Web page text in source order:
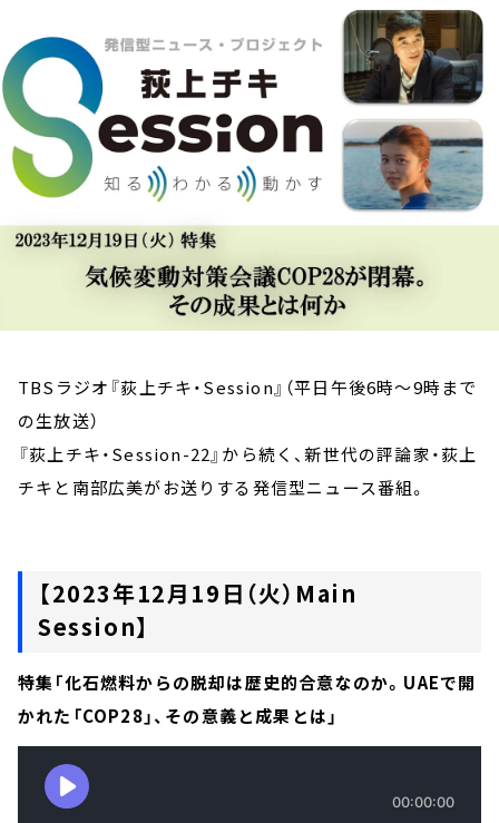
会社情報
TBSラジオ『荻上チキ・Session』（平日午後6時～9時まで
の生放送）
『荻上チキ・Session-22』から続く、新世代の評論家・荻上
チキと南部広美がお送りする発信型ニュース番組。
【2023年12月19日（火）Main
Session】
特集「化石燃料からの脱却は歴史的合意なのか。UAEで開
かれた「COP28」、その意義と成果とは」